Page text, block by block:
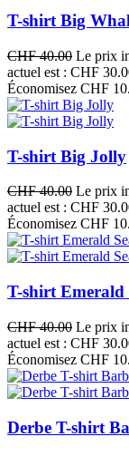
T-shirt Big
CHF40.00 Le prix
actuel est : CHF
Économisez CHF
T-shirt Big Jolly
CHF40.00 Le prix
actuel est : CHF
Économisez CHF
T-shirt Emerald
CHF40.00 Le prix
actuel est : CHF
Économisez CHF
Derbe T-shirt